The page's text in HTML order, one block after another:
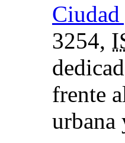
3254,
frente
urbana